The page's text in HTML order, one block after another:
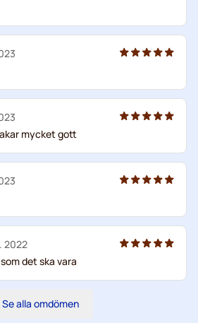
mycket gott
2022
det ska vara
Se alla omdömen